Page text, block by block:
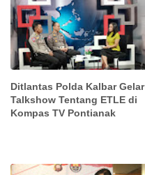
Ditlantas Polda Kalbar Gelar
Talkshow Tentang ETLE di
Kompas TV Pontianak